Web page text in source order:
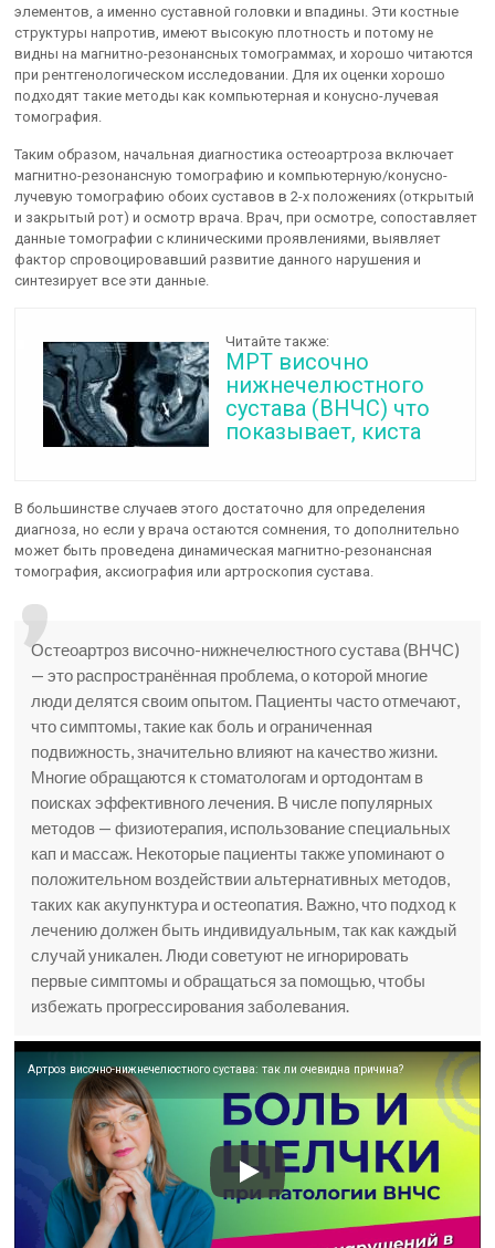
элементов, а именно суставной головки и впадины. Эти костные
структуры напротив, имеют высокую плотность и потому не
видны на магнитно-резонансных томограммах, и хорошо читаются
при рентгенологическом исследовании. Для их оценки хорошо
подходят такие методы как компьютерная и конусно-лучевая
томография.
Таким образом, начальная диагностика остеоартроза включает
магнитно-резонансную томографию и компьютерную/конусно-
лучевую томографию обоих суставов в 2-х положениях (открытый
и закрытый рот) и осмотр врача. Врач, при осмотре, сопоставляет
данные томографии с клиническими проявлениями, выявляет
фактор спровоцировавший развитие данного нарушения и
синтезирует все эти данные.
Читайте также:
МРТ височно
нижнечелюстного
сустава (ВНЧС) что
показывает, киста
В большинстве случаев этого достаточно для определения
диагноза, но если у врача остаются сомнения, то дополнительно
может быть проведена динамическая магнитно-резонансная
томография, аксиография или артроскопия сустава.
Остеоартроз височно-нижнечелюстного сустава (ВНЧС)
— это распространённая проблема, о которой многие
люди делятся своим опытом. Пациенты часто отмечают,
что симптомы, такие как боль и ограниченная
подвижность, значительно влияют на качество жизни.
Многие обращаются к стоматологам и ортодонтам в
поисках эффективного лечения. В числе популярных
методов — физиотерапия, использование специальных
кап и массаж. Некоторые пациенты также упоминают о
положительном воздействии альтернативных методов,
таких как акупунктура и остеопатия. Важно, что подход к
лечению должен быть индивидуальным, так как каждый
случай уникален. Люди советуют не игнорировать
первые симптомы и обращаться за помощью, чтобы
избежать прогрессирования заболевания.
Артроз височно-нижнечелюстного сустава: так ли очевидна причина?